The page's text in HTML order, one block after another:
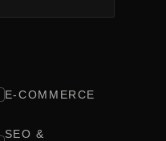
E-COMMERCE
SEO &